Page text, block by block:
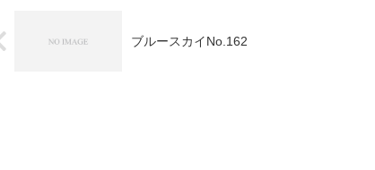
ブルースカイNo.162